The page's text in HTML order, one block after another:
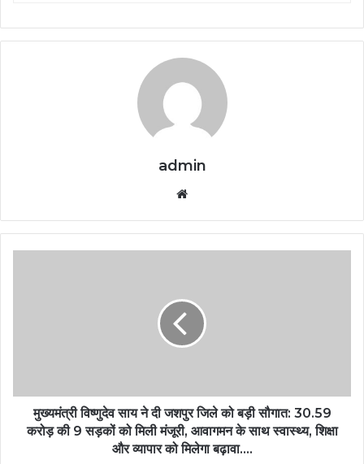
admin
मुख्यमंत्री विष्णुदेव साय ने दी जशपुर जिले को बड़ी सौगात: 30.59
करोड़ की 9 सड़कों को मिली मंजूरी, आवागमन के साथ स्वास्थ्य, शिक्षा
और व्यापार को मिलेगा बढ़ावा….